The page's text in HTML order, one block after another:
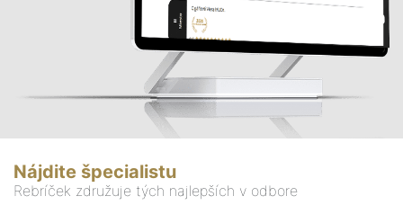
Nájdite špecialistu
Rebríček združuje tých najlepších v odbore